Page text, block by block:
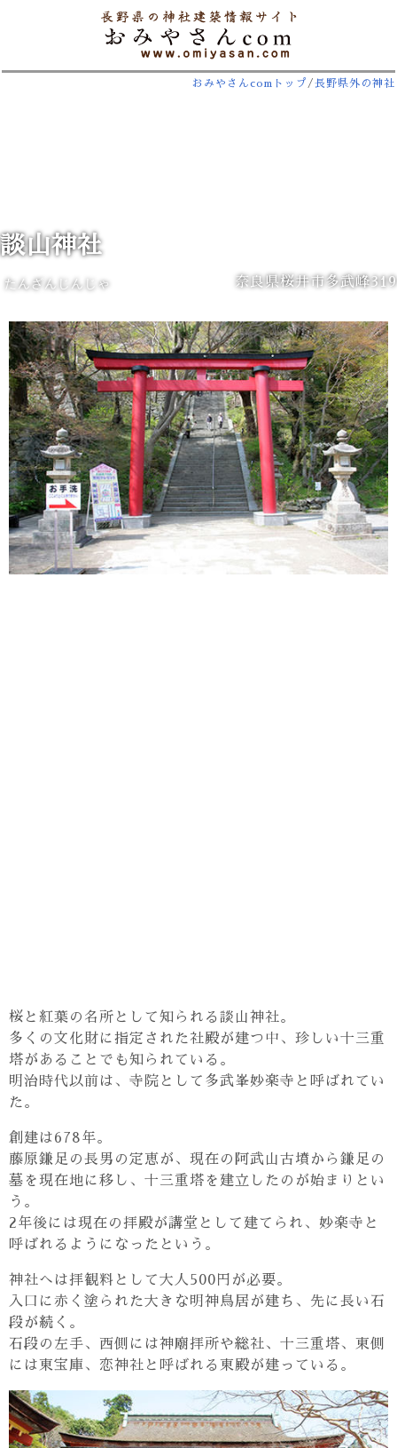
おみやさんcomトップ /長野県外の神社
談山神社
たんざんじんじゃ 奈良県桜井市多武峰319
桜と紅葉の名所として知られる談山神社。
多くの文化財に指定された社殿が建つ中、珍しい十三重
塔があることでも知られている。
明治時代以前は、寺院として多武峯妙楽寺と呼ばれてい
た。
創建は678年。
藤原鎌足の長男の定恵が、現在の阿武山古墳から鎌足の
墓を現在地に移し、十三重塔を建立したのが始まりとい
う。
2年後には現在の拝殿が講堂として建てられ、妙楽寺と
呼ばれるようになったという。
神社へは拝観料として大人500円が必要。
入口に赤く塗られた大きな明神鳥居が建ち、先に長い石
段が続く。
石段の左手、西側には神廟拝所や総社、十三重塔、東側
には東宝庫、恋神社と呼ばれる東殿が建っている。